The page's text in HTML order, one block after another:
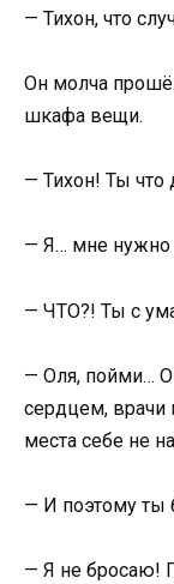
— Тихон, что
Он молча
шкафа вещи.
— Тихон! Ты что
— Я… мне нужно
— ЧТО?! Ты с
— Оля, пойми…
сердцем, врачи
места себе не
— И поэтому ты
— Я не бросаю!